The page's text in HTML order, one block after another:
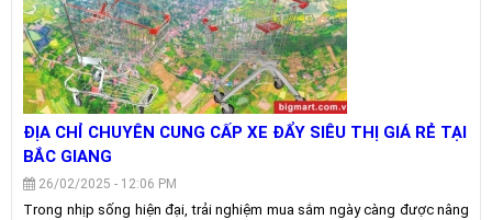
ĐỊA CHỈ CHUYÊN CUNG CẤP XE ĐẨY SIÊU THỊ GIÁ RẺ TẠI
BẮC GIANG
26/02/2025 - 12:06 PM
Trong nhịp sống hiện đại, trải nghiệm mua sắm ngày càng được nâng